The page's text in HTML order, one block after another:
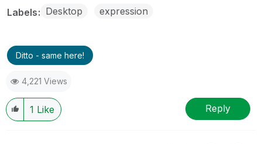
Labels Desktop expression
Ditto - same here!
4,221 Views
1 Like Reply